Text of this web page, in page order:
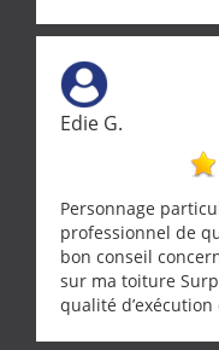
récupérateur
œuvre sans besoin
Edie G.
Personnage
professionnel de
bon conseil
sur ma toiture
qualité